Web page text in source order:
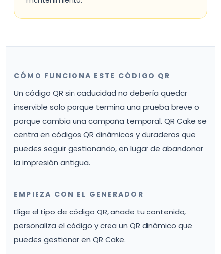
CÓMO FUNCIONA ESTE CÓDIGO QR
Un código QR sin caducidad no debería quedar
inservible solo porque termina una prueba breve o
porque cambia una campaña temporal. QR Cake se
centra en códigos QR dinámicos y duraderos que
puedes seguir gestionando, en lugar de abandonar
la impresión antigua.
EMPIEZA CON EL GENERADOR
Elige el tipo de código QR, añade tu contenido,
personaliza el código y crea un QR dinámico que
puedes gestionar en QR Cake.